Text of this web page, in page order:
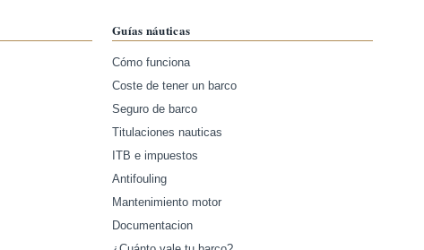
Guías náuticas
Cómo funciona
Coste de tener un barco
Seguro de barco
Titulaciones nauticas
ITB e impuestos
Antifouling
Mantenimiento motor
Documentacion